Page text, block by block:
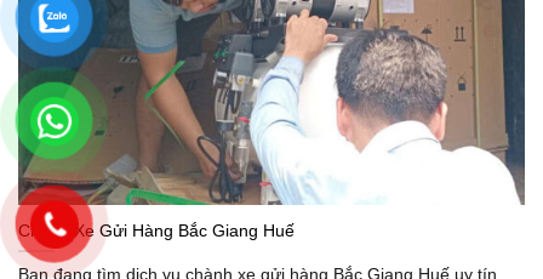
Chành Xe Gửi Hàng Bắc Giang Huế
Bạn đang tìm dịch vụ chành xe gửi hàng Bắc Giang Huế uy tín,